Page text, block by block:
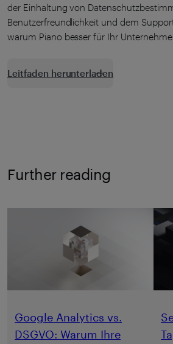
der Einhaltung von
Benutzerfreundlichkeit und dem
warum Piano besser für Ihr
Leitfaden herunterladen
Further reading
Google Analytics vs.
DSGVO: Warum Ihre